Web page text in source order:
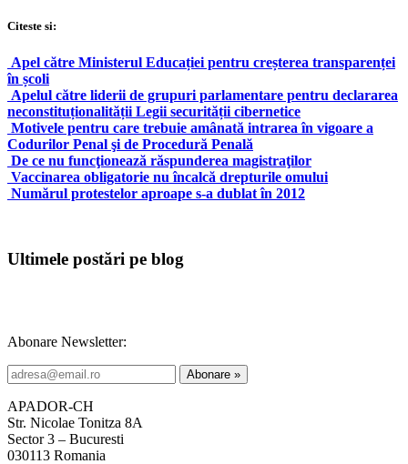
Citeste si:
Apel către Ministerul Educației pentru creșterea transparenței
în școli
Apelul către liderii de grupuri parlamentare pentru declararea
neconstituționalității Legii securității cibernetice
Motivele pentru care trebuie amânată intrarea în vigoare a
Codurilor Penal şi de Procedură Penală
De ce nu funcţionează răspunderea magistraţilor
Vaccinarea obligatorie nu încalcă drepturile omului
Numărul protestelor aproape s-a dublat în 2012
Ultimele postări pe blog
Abonare Newsletter:
APADOR-CH
Str. Nicolae Tonitza 8A
Sector 3 – Bucuresti
030113 Romania